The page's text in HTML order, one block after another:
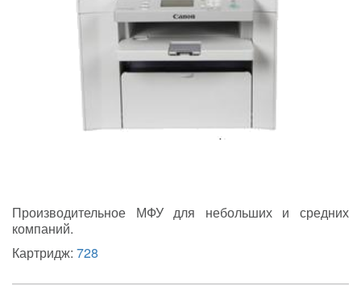
Производительное МФУ для небольших и средних
компаний.
Картридж: 728